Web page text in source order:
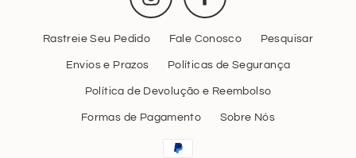
Rastreie Seu Pedido Fale Conosco Pesquisar
Envios e Prazos Políticas de Segurança
Política de Devolução e Reembolso
Formas de Pagamento Sobre Nós